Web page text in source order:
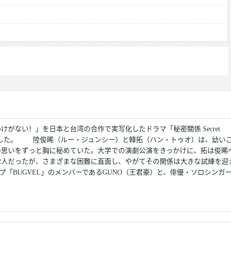
がない！」を日本と台湾の合作で実写化したドラマ「秘密關係 Secret
た。 陸俊晞（ルー・ジュンシー）と韓拓（ハン・トゥオ）は、幼いこ
いをずっと胸に秘めていた。大学での演劇公演をきっかけに、拓は俊晞
だったが、さまざまな困難に直面し、やがてその関係は大きな試練を迎
」のメンバーであるGUNO（王君豪）と、俳優・ソロシンガー